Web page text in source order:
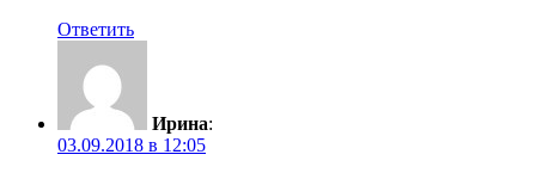
Ответить
Ирина:
03.09.2018 в 12:05